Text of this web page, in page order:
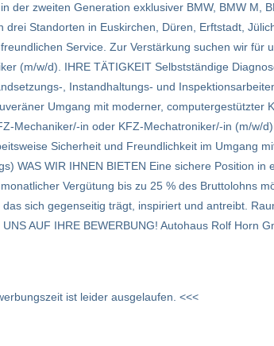
zweiten Generation exklusiver BMW, BMW M,
Standorten in Euskirchen, Düren, Erftstadt,
Service. Zur Verstärkung suchen wir für
(m/w/d). IHRE TÄTIGKEIT Selbstständige
, Instandhaltungs- und
Umgang mit moderner, computergestützter
Mechaniker/-in oder KFZ-Mechatroniker/-in (m/w/
Sicherheit und Freundlichkeit im Umgang
WAS WIR IHNEN BIETEN Eine sichere Position
Vergütung bis zu 25 % des Bruttolohns
sich gegenseitig trägt, inspiriert und antreibt.
AUF IHRE BEWERBUNG! Autohaus Rolf Horn
ist leider ausgelaufen. <<<